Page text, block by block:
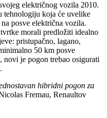
električnog vozila 2010.
tehnologiju koja će uvelike
posve električna vozila.
morali predložiti idealno
pristupačno, lagano,
50 km posve
novi je pogon trebao osigurati
hibridni pogon za
Fremau, Renaultov